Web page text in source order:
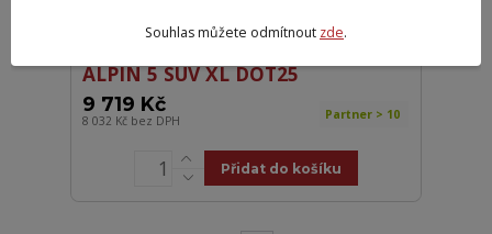
ALPIN 5 SUV XL DOT25
9 719 Kč
8 032 Kč bez DPH Partner > 10
Přidat do košíku
Souhlas můžete odmítnout zde.